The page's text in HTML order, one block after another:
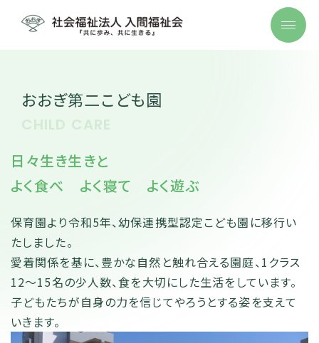
CHILD CARE
おおぎ第二こども園
日々生き生きと
よく食べ よく寝て よく遊ぶ
保育園より令和5年、幼保連携型認定こども園に移行い
たしました。
愛着関係を基に、豊かな自然と触れ合える園庭、1クラス
12～15名の少人数、食を大切にした生活をしています。
子どもたちが自身の力を信じてやろうとする姿を支えて
いきます。